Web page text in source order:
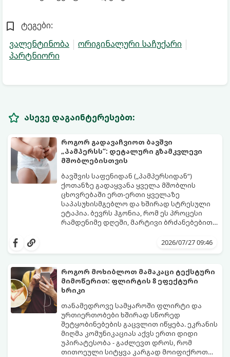
ტეგები:
ვალენტინობა
ორიგინალური საჩუქარი
პარტნიორი
ასევე დაგაინტერესებთ:
როგორ გადავაჩვიოთ ბავშვი
„პამპერსს“: დეტალური გზამკვლევი
მშობლებისთვის
ბავშვის საფენიდან („პამპერსიდან“)
ქოთანზე გადაყვანა ყველა მშობლის
ცხოვრებაში ერთ-ერთი ყველაზე
საპასუხისმგებლო და ხშირად სტრესული
ეტაპია. ბევრს ჰგონია, რომ ეს პროცესი
რამდენიმე დღეში, მარტივი ბრძანებებით
ფიზიოლოგიური და ფსიქოლოგიური
მოთმინებას მოითხოვს.
როგორ გახადოთ ეს პროცესი2026/07/27 09:46
როგორ მოხიბლოთ მამაკაცი ტექსტური
მიმოწერით: ფლირტის 8 ეფექტური
ხრიკი
თანამედროვე სამყაროში ფლირტი და
ურთიერთობები ხშირად სწორედ
შეტყობინებების გაცვლით იწყება. ეკრანის
მიღმა კომუნიკაციას აქვს ერთი დიდი
უპირატესობა - გაძლევთ დროს, რომ
თითოეული სიტყვა კარგად მოიფიქროთ